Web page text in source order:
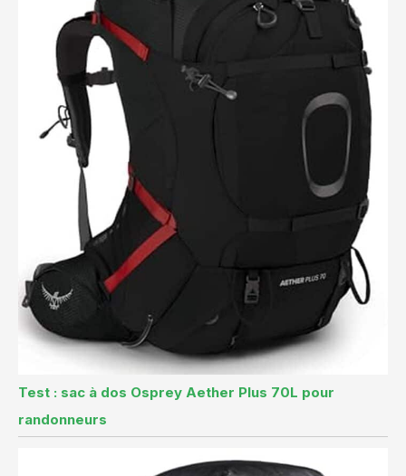
Test : sac à dos Osprey Aether Plus 70L pour
randonneurs